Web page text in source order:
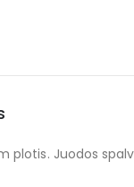
plotis. Juodos